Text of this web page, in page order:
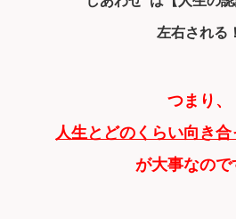
左右される！
つまり、
人生とどのくらい向き
が大事なので